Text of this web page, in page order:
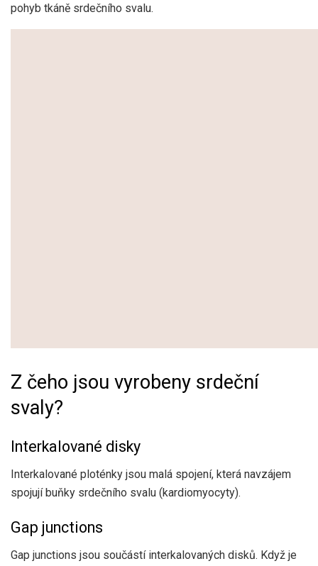
pohyb tkáně srdečního svalu.
Z čeho jsou vyrobeny srdeční
svaly?
Interkalované disky
Interkalované ploténky jsou malá spojení, která navzájem
spojují buňky srdečního svalu (kardiomyocyty).
Gap junctions
Gap junctions jsou součástí interkalovaných disků. Když je